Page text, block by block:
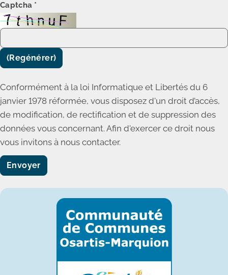
Captcha *
(Regénérer)
Conformément à la loi Informatique et Libertés du 6
janvier 1978 réformée, vous disposez d'un droit d’accès,
de modification, de rectification et de suppression des
données vous concernant. Afin d'exercer ce droit nous
vous invitons à nous contacter.